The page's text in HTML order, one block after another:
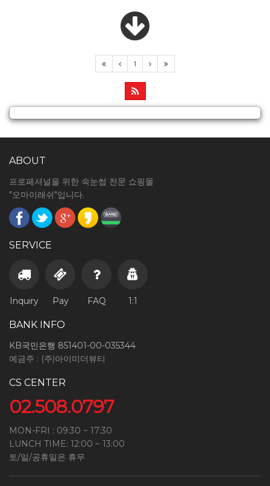
1
ABOUT
프로페셔널을 위한 속눈썹 전문 쇼핑몰
"오마이래쉬"입니다.
SERVICE
Inquiry Pay FAQ 1:1
BANK INFO
KB국민은행 851401-00-035344
예금주 : (주)아이미더뷰티
CS CENTER
02.508.0797
MON-FRI : 09:30 ~ 17:30
LUNCH TIME: 12:00 ~ 13:00
토/일/공휴일은 휴무